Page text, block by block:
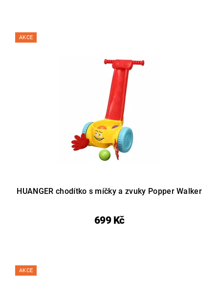
AKCE
HUANGER chodítko s míčky a zvuky Popper Walker
699 Kč
AKCE